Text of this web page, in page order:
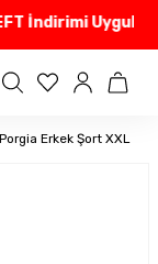
İndirimi
Porgia Erkek Şort XXL